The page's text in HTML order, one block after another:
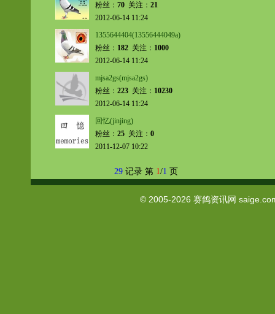
粉丝： 70 关注： 21
2012-06-14 11:24
1355644404(13556444049a)
粉丝： 182 关注： 1000
2012-06-14 11:24
mjsa2gs(mjsa2gs)
粉丝： 223 关注： 10230
2012-06-14 11:24
回忆(jinjing)
粉丝： 25 关注： 0
2011-12-07 10:22
29 记录 第 1/1 页
© 2005-2026 赛鸽资讯网